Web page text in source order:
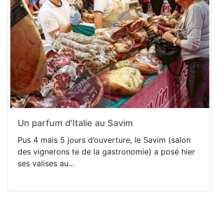
Un parfum d'Italie au Savim
Pus 4 mais 5 jours d’ouverture, le Savim (salon
des vignerons te de la gastronomie) a posé hier
ses valises au...